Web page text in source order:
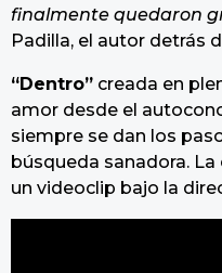
finalmente quedaron
Padilla, el autor detrás
“Dentro” creada en
amor desde el
siempre se dan los
búsqueda sanadora.
un videoclip bajo la